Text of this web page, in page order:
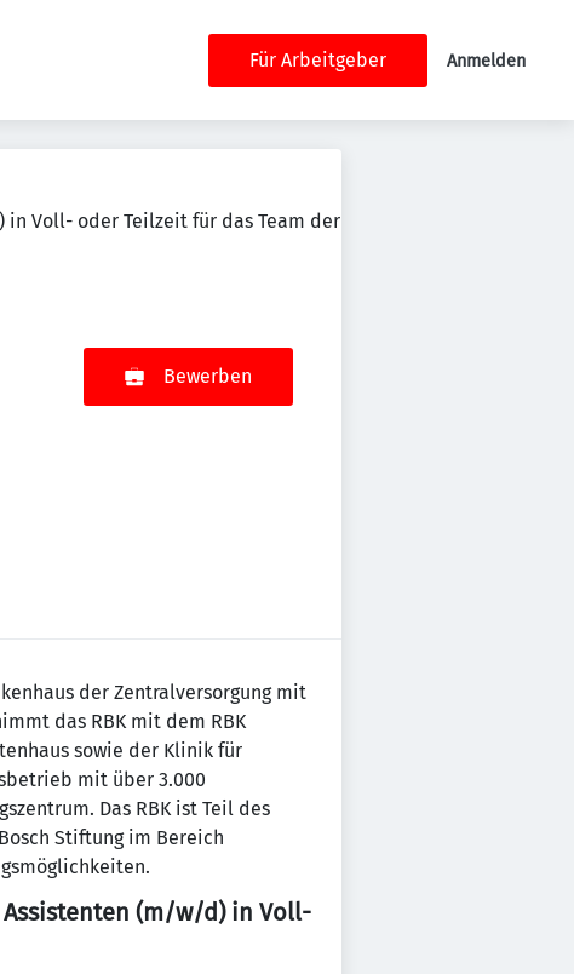
Für Arbeitgeber Anmelden
Voll- oder Teilzeit für das Team der
Bewerben
der Zentralversorgung mit
das RBK mit dem RBK
sowie der Klinik für
mit über 3.000
Das RBK ist Teil des
Stiftung im Bereich
(m/w/d) in Voll-